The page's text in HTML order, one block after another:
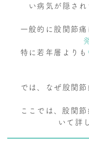
い病気が隠さ
一般的に股関節
特に若年層よりも
では、なぜ股関
ここでは、股関節
いて詳